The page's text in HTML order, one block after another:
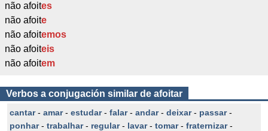
não afoites
não afoite
não afoitemos
não afoiteis
não afoitem
Verbos a conjugación similar de afoitar
cantar- amar- estudar- falar- andar- deixar- passar-
ponhar- trabalhar- regular- lavar- tomar- fraternizar-